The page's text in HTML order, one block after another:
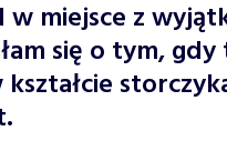
w miejsce z
się o tym,